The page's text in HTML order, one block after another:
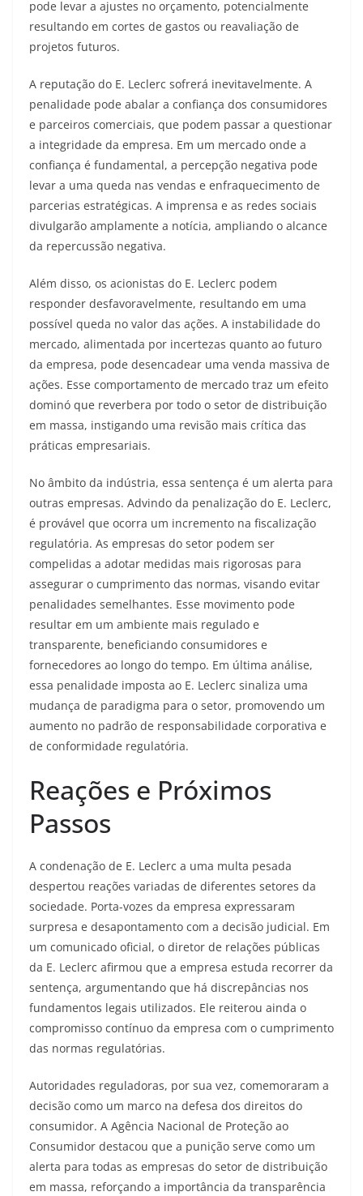
pode levar a ajustes no orçamento, potencialmente
resultando em cortes de gastos ou reavaliação de
projetos futuros.
A reputação do E. Leclerc sofrerá inevitavelmente. A
penalidade pode abalar a confiança dos consumidores
e parceiros comerciais, que podem passar a questionar
a integridade da empresa. Em um mercado onde a
confiança é fundamental, a percepção negativa pode
levar a uma queda nas vendas e enfraquecimento de
parcerias estratégicas. A imprensa e as redes sociais
divulgarão amplamente a notícia, ampliando o alcance
da repercussão negativa.
Além disso, os acionistas do E. Leclerc podem
responder desfavoravelmente, resultando em uma
possível queda no valor das ações. A instabilidade do
mercado, alimentada por incertezas quanto ao futuro
da empresa, pode desencadear uma venda massiva de
ações. Esse comportamento de mercado traz um efeito
dominó que reverbera por todo o setor de distribuição
em massa, instigando uma revisão mais crítica das
práticas empresariais.
No âmbito da indústria, essa sentença é um alerta para
outras empresas. Advindo da penalização do E. Leclerc,
é provável que ocorra um incremento na fiscalização
regulatória. As empresas do setor podem ser
compelidas a adotar medidas mais rigorosas para
assegurar o cumprimento das normas, visando evitar
penalidades semelhantes. Esse movimento pode
resultar em um ambiente mais regulado e
transparente, beneficiando consumidores e
fornecedores ao longo do tempo. Em última análise,
essa penalidade imposta ao E. Leclerc sinaliza uma
mudança de paradigma para o setor, promovendo um
aumento no padrão de responsabilidade corporativa e
de conformidade regulatória.
Reações e Próximos
Passos
A condenação de E. Leclerc a uma multa pesada
despertou reações variadas de diferentes setores da
sociedade. Porta-vozes da empresa expressaram
surpresa e desapontamento com a decisão judicial. Em
um comunicado oficial, o diretor de relações públicas
da E. Leclerc afirmou que a empresa estuda recorrer da
sentença, argumentando que há discrepâncias nos
fundamentos legais utilizados. Ele reiterou ainda o
compromisso contínuo da empresa com o cumprimento
das normas regulatórias.
Autoridades reguladoras, por sua vez, comemoraram a
decisão como um marco na defesa dos direitos do
consumidor. A Agência Nacional de Proteção ao
Consumidor destacou que a punição serve como um
alerta para todas as empresas do setor de distribuição
em massa, reforçando a importância da transparência